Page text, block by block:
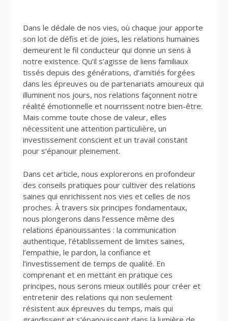
Dans le dédale de nos vies, où chaque jour apporte
son lot de défis et de joies, les relations humaines
demeurent le fil conducteur qui donne un sens à
notre existence. Qu’il s’agisse de liens familiaux
tissés depuis des générations, d’amitiés forgées
dans les épreuves ou de partenariats amoureux qui
illuminent nos jours, nos relations façonnent notre
réalité émotionnelle et nourrissent notre bien-être.
Mais comme toute chose de valeur, elles
nécessitent une attention particulière, un
investissement conscient et un travail constant
pour s’épanouir pleinement.
Dans cet article, nous explorerons en profondeur
des conseils pratiques pour cultiver des relations
saines qui enrichissent nos vies et celles de nos
proches. À travers six principes fondamentaux,
nous plongerons dans l’essence même des
relations épanouissantes : la communication
authentique, l’établissement de limites saines,
l’empathie, le pardon, la confiance et
l’investissement de temps de qualité. En
comprenant et en mettant en pratique ces
principes, nous serons mieux outillés pour créer et
entretenir des relations qui non seulement
résistent aux épreuves du temps, mais qui